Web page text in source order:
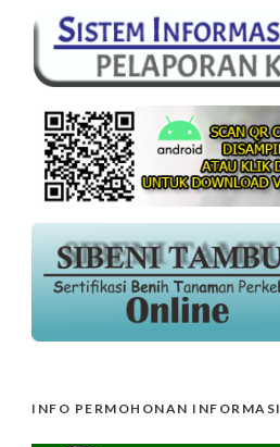
INFO PERMOHONAN INFORMASI